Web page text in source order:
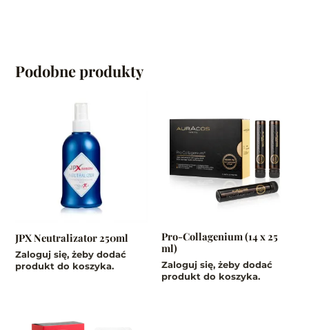
Podobne produkty
JPX Neutralizator 250ml
Zaloguj się, żeby dodać
produkt do koszyka.
Pro-Collagenium (14 x 25
ml)
Zaloguj się, żeby dodać
produkt do koszyka.